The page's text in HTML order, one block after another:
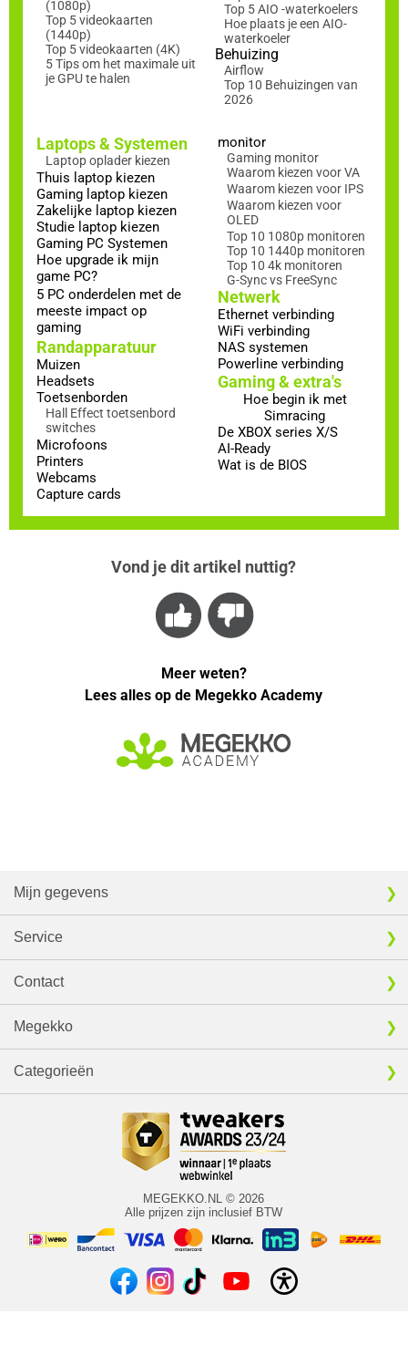
(1080p)
Top 5 videokaarten
(1440p)
Top 5 videokaarten (4K)
5 Tips om het maximale uit
je GPU te halen
Top 5 AIO -waterkoelers
Hoe plaats je een AIO-
waterkoeler
Behuizing
Airflow
Top 10 Behuizingen van
2026
Laptops & Systemen
Laptop oplader kiezen
Thuis laptop kiezen
Gaming laptop kiezen
Zakelijke laptop kiezen
Studie laptop kiezen
Gaming PC Systemen
Hoe upgrade ik mijn
game PC?
5 PC onderdelen met de
meeste impact op
gaming
Randapparatuur
Muizen
Headsets
Toetsenborden
Hall Effect toetsenbord
switches
Microfoons
Printers
Webcams
Capture cards
monitor
Gaming monitor
Waarom kiezen voor VA
Waarom kiezen voor IPS
Waarom kiezen voor
OLED
Top 10 1080p monitoren
Top 10 1440p monitoren
Top 10 4k monitoren
G-Sync vs FreeSync
Netwerk
Ethernet verbinding
WiFi verbinding
NAS systemen
Powerline verbinding
Gaming & extra's
Hoe begin ik met
Simracing
De XBOX series X/S
AI-Ready
Wat is de BIOS
Vond je dit artikel nuttig?
Meer weten?
Lees alles op de Megekko Academy
Mijn gegevens
Service
Contact
Megekko
Categorieën
MEGEKKO.NL © 2026
Alle prijzen zijn inclusief BTW